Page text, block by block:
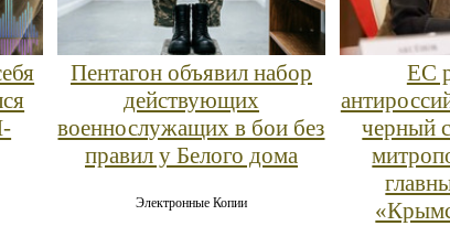
Пентагон объявил набор
действующих
военнослужащих в бои без
правил у Белого дома
Электронные Копии
ЕС
черный